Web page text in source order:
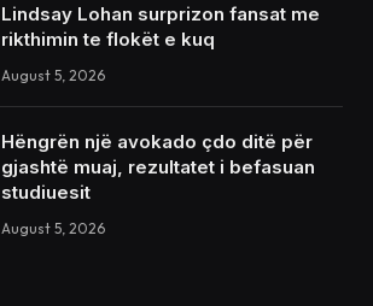
Lindsay Lohan surprizon fansat me
rikthimin te flokët e kuq
August 5, 2026
Hëngrën një avokado çdo ditë për
gjashtë muaj, rezultatet i befasuan
studiuesit
August 5, 2026